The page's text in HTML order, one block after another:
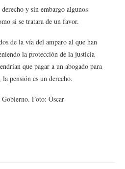
y sin embargo algunos
si se tratara de un favor.
de la vía del amparo al que han
la protección de la justicia
que pagar a un abogado para
pensión es un derecho.
Foto: Oscar